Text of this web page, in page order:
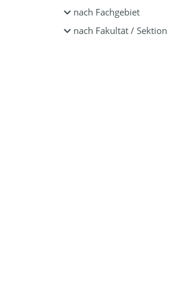
nach Fachgebiet
nach Fakultät / Sektion